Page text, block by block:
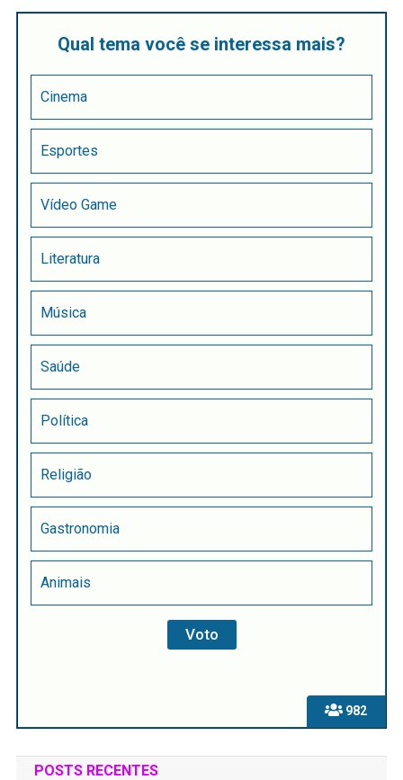
982
Qual tema você se interessa mais?
Cinema
Esportes
Vídeo Game
Literatura
Música
Saúde
Política
Religião
Gastronomia
Animais
POSTS RECENTES